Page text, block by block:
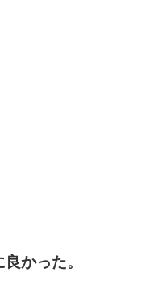
かった。